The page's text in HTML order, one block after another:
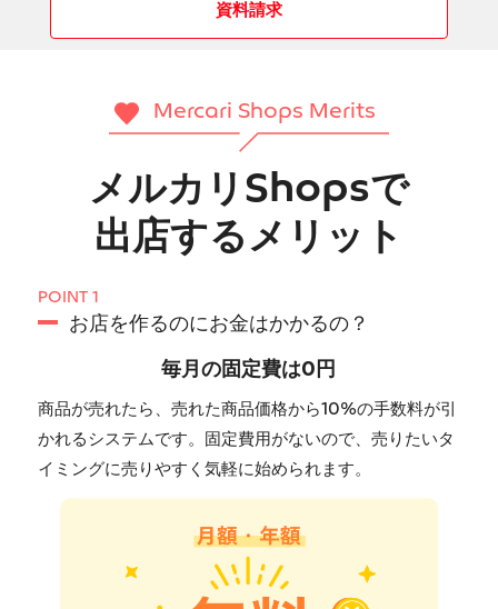
資料請求
Mercari Shops Merits
メルカリShopsで
出店するメリット
POINT 1
お店を作るのにお金はかかるの？
毎月の固定費は0円
商品が売れたら、売れた商品価格から10%の手数料が引
かれるシステムです。固定費用がないので、売りたいタ
イミングに売りやすく気軽に始められます。